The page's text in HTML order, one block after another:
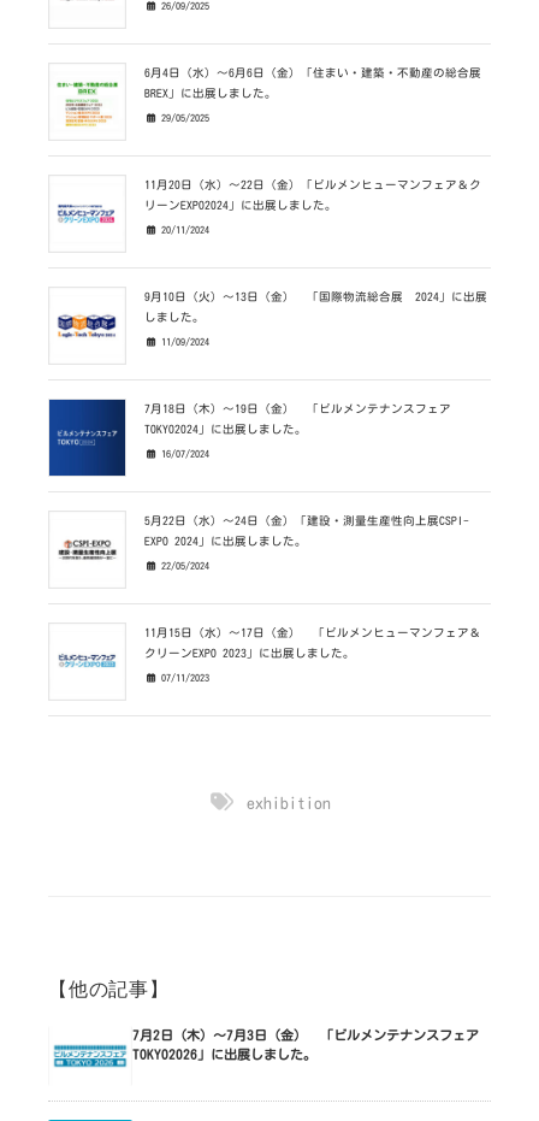
26/09/2025
6月4日（水）～6月6日（金）「住まい・建築・不動産の総合展
BREX」に出展しました。
29/05/2025
11月20日（水）～22日（金）「ビルメンヒューマンフェア＆ク
リーンEXPO2024」に出展しました。
20/11/2024
9月10日（火）～13日（金） 「国際物流総合展 2024」に出展
しました。
11/09/2024
7月18日（木）～19日（金） 「ビルメンテナンスフェア
TOKYO2024」に出展しました。
16/07/2024
5月22日（水）～24日（金）「建設・測量生産性向上展CSPI-
EXPO 2024」に出展しました。
22/05/2024
11月15日（水）～17日（金） 「ビルメンヒューマンフェア＆
クリーンEXPO 2023」に出展しました。
07/11/2023
exhibition
【他の記事】
7月2日（木）～7月3日（金） 「ビルメンテナンスフェア
TOKYO2026」に出展しました。